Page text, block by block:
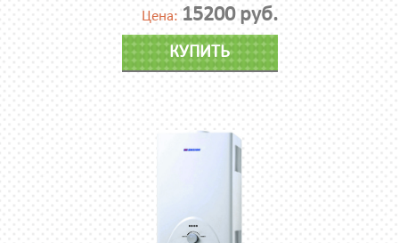
Цена: 15200 руб.
КУПИТЬ